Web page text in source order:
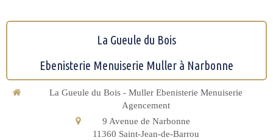
La Gueule du Bois
Ebenisterie Menuiserie Muller à Narbonne
La Gueule du Bois - Muller Ebenisterie Menuiserie
Agencement
9 Avenue de Narbonne
11360 Saint-Jean-de-Barrou